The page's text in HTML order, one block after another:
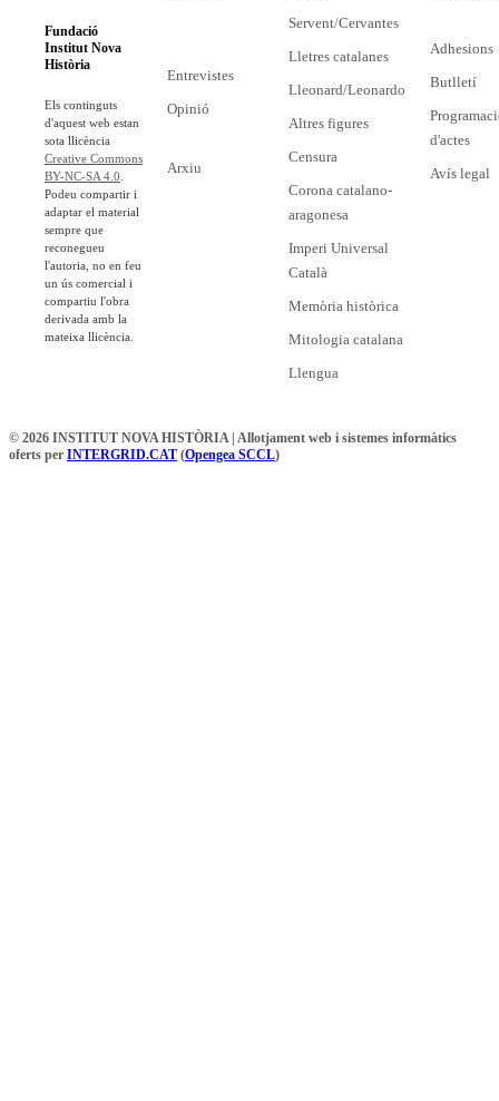
Fundació
Institut Nova
Història
Els continguts
d'aquest web estan
sota llicència
Creative Commons
BY-NC-SA 4.0
Podeu compartir i
adaptar el material
sempre que
reconegueu
l'autoria, no en feu
un ús comercial i
compartiu l'obra
derivada amb la
mateixa llicència.
Entrevistes
Opinió
Arxiu
Servent/Cervantes
Lletres catalanes
Lleonard/Leonardo
Altres figures
Censura
Corona catalano-
aragonesa
Imperi Universal
Català
Memòria històrica
Mitologia catalana
Llengua
Adhesions
Butlletí
d'actes
Avís legal
© 2026 INSTITUT NOVA HISTÒRIA | Allotjament web i sistemes informàtics
oferts per INTERGRID.CAT (Opengea SCCL)